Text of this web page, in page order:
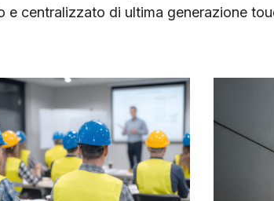
centralizzato di ultima generazione